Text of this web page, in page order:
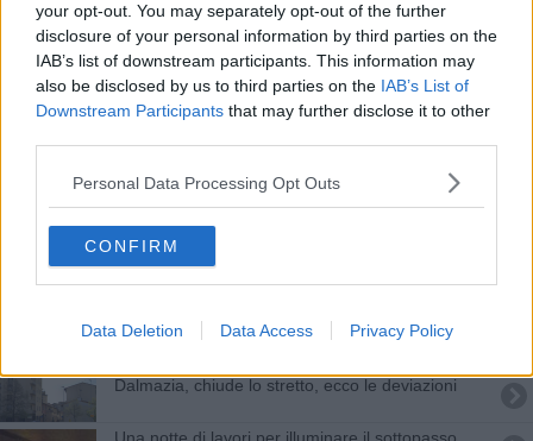
your opt-out. You may separately opt-out of the further
disclosure of your personal information by third parties on the
IAB’s list of downstream participants. This information may
also be disclosed by us to third parties on the IAB’s List of
Downstream Participants that may further disclose it to other
Personal Data Processing Opt Outs
CONFIRM
Data Deletion Data Access Privacy Policy
Lavori al sottopasso, scatta il senso unico
La città metropolitana secondo la Cgil
Nuovo manto sulla rotatoria, cambi di viabilità
Polemiche per gli artisti di strada in San Lorenzo
La maledizione di Sammezzano, asta ancora
deserta
Sgomberato un edificio, all'interno 200 persone
Mezzo chilo di cocaina e 16mila euro nel bauletto
Dalmazia, chiude lo stretto, ecco le deviazioni
Una notte di lavori per illuminare il sottopasso